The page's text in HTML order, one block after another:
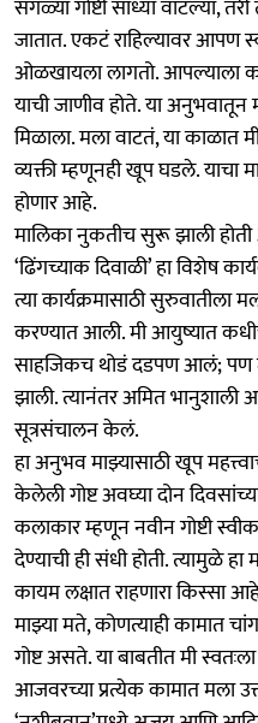
सगळ्या गोष्टी साध्या वाटल्या,
जातात. एकटं राहिल्यावर आपण
ओळखायला लागतो. आपल्याला
याची जाणीव होते. या
मिळाला. मला वाटतं, या काळात
व्यक्ती म्हणूनही खूप घडले. याचा
होणार आहे.
मालिका नुकतीच सुरू झाली होती
‘ढिंगच्याक दिवाळी’ हा विशेष
त्या कार्यक्रमासाठी सुरुवातीला
करण्यात आली. मी आयुष्यात
साहजिकच थोडं दडपण आलं; पण
झाली. त्यानंतर अमित भानुशाली
सूत्रसंचालन केलं.
हा अनुभव माझ्यासाठी खूप
केलेली गोष्ट अवघ्या दोन
कलाकार म्हणून नवीन गोष्टी
देण्याची ही संधी होती. त्यामुळे
कायम लक्षात राहणारा किस्सा
माझ्या मते, कोणत्याही कामात
गोष्ट असते. या बाबतीत मी
आजवरच्या प्रत्येक कामात मला